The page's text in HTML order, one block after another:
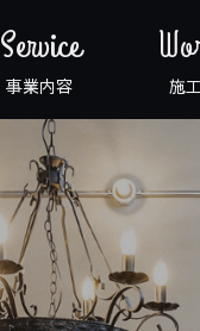
Service
事業内容 施